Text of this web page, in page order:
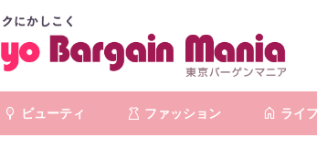
ビューティ ファッション ライフ